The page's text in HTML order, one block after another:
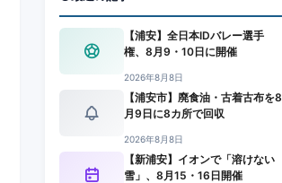
【浦安】全日本IDバレー選手
権、8月9・10日に開催
2026年8月8日
【浦安市】廃食油・古着古布を8
月9日に8カ所で回収
2026年8月8日
【新浦安】イオンで「溶けない
雪」、8月15・16日開催